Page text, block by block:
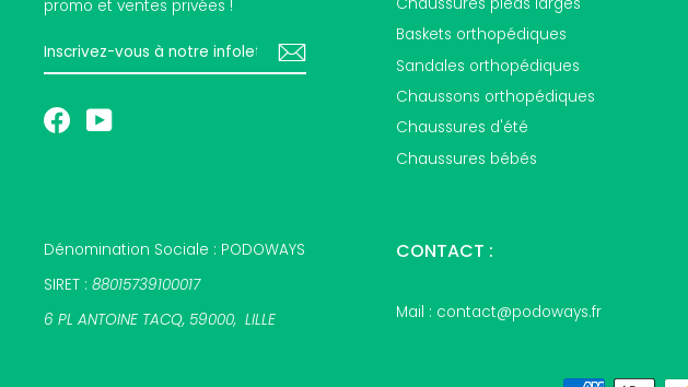
promo et ventes privées !
VOUS
FacebookYouTube
Baskets orthopédiques
Sandales orthopédiques
Chaussons orthopédiques
Chaussures d'été
Chaussures bébés
Dénomination Sociale : PODOWAYS
SIRET : 88015739100017
6 PL ANTOINE TACQ, 59000, LILLE
CONTACT :
Mail : contact@podoways.fr